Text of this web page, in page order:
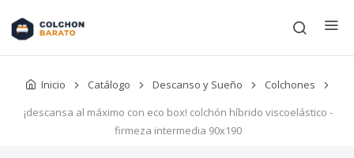
Inicio Catálogo Descanso y Sueño
Colchones
¡descansa al máximo con eco box! colchón híbrido viscoelástico -
firmeza intermedia 90x190